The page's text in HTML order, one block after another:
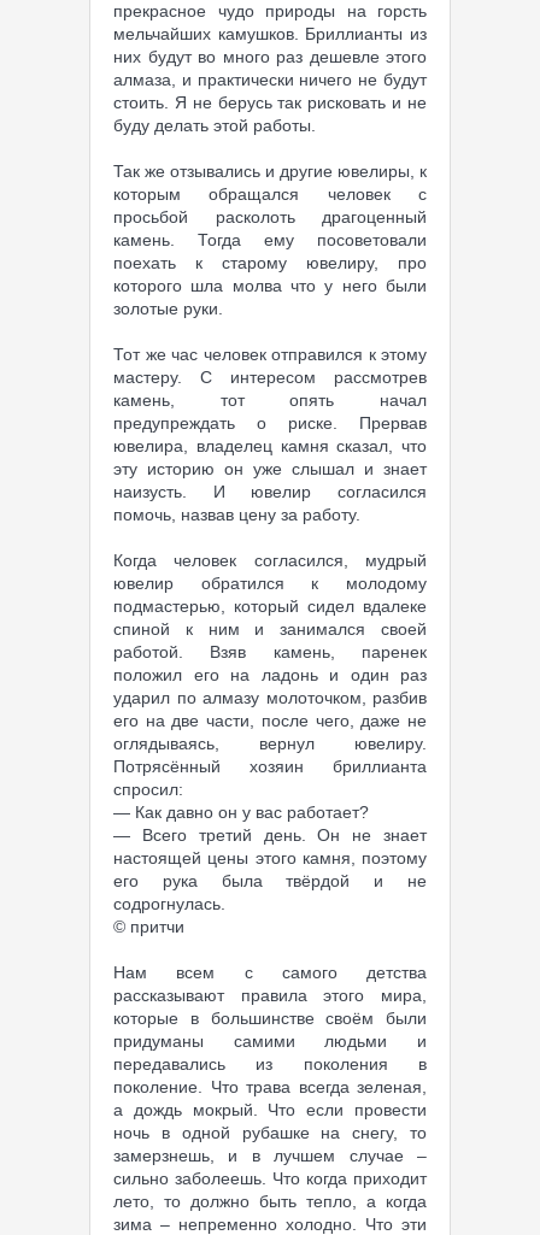
прекрасное чудо природы на горсть
мельчайших камушков. Бриллианты из
них будут во много раз дешевле этого
алмаза, и практически ничего не будут
стоить. Я не берусь так рисковать и не
буду делать этой работы.
Так же отзывались и другие ювелиры, к
которым обращался человек с
просьбой расколоть драгоценный
камень. Тогда ему посоветовали
поехать к старому ювелиру, про
которого шла молва что у него были
золотые руки.
Тот же час человек отправился к этому
мастеру. С интересом рассмотрев
камень, тот опять начал
предупреждать о риске. Прервав
ювелира, владелец камня сказал, что
эту историю он уже слышал и знает
наизусть. И ювелир согласился
помочь, назвав цену за работу.
Когда человек согласился, мудрый
ювелир обратился к молодому
подмастерью, который сидел вдалеке
спиной к ним и занимался своей
работой. Взяв камень, паренек
положил его на ладонь и один раз
ударил по алмазу молоточком, разбив
его на две части, после чего, даже не
оглядываясь, вернул ювелиру.
Потрясённый хозяин бриллианта
спросил:
— Как давно он у вас работает?
— Всего третий день. Он не знает
настоящей цены этого камня, поэтому
его рука была твёрдой и не
содрогнулась.
© притчи
Нам всем с самого детства
рассказывают правила этого мира,
которые в большинстве своём были
придуманы самими людьми и
передавались из поколения в
поколение. Что трава всегда зеленая,
а дождь мокрый. Что если провести
ночь в одной рубашке на снегу, то
замерзнешь, и в лучшем случае –
сильно заболеешь. Что когда приходит
лето, то должно быть тепло, а когда
зима – непременно холодно. Что эти